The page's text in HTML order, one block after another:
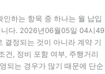
하는 항목 중 하나는 월 납입
다. 2026년06월05일 04시49
결정되는 것이 아니라 계약 기
건, 정비 포함 여부, 주행거리
되는 경우가 많기 때문에 단순